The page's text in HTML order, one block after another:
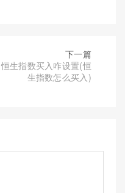
下一篇
恒生指数买入咋设置(恒
生指数怎么买入)